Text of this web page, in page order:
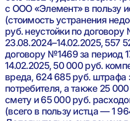
с ООО «Элемент» в пользу
(стоимость устранения
руб. неустойки по договору
23.08.2024–14.02.2025, 557
договору №1469 за период
14.02.2025, 50 000 руб.
вреда, 624 685 руб. штрафа
потребителя, а также 25
смету и 65 000 руб.
(всего в пользу истца — 1